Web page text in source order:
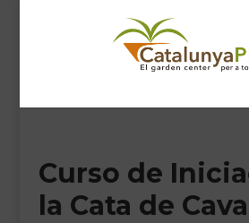
SÍGUENOS EN:
INICIO
PLANTAS
Curso de
la Cata de Cava